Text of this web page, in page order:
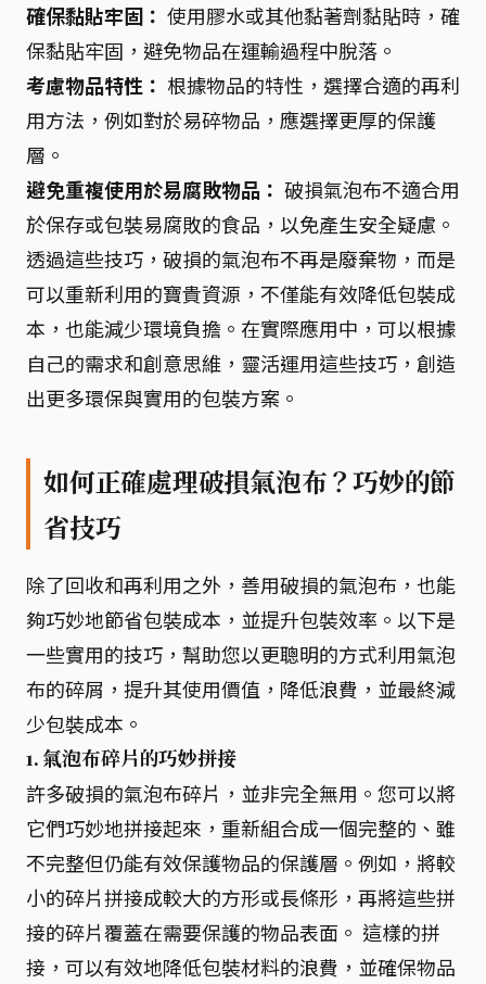
確保黏貼牢固： 使用膠水或其他黏著劑黏貼時，確
保黏貼牢固，避免物品在運輸過程中脫落。
考慮物品特性： 根據物品的特性，選擇合適的再利
用方法，例如對於易碎物品，應選擇更厚的保護
層。
避免重複使用於易腐敗物品： 破損氣泡布不適合用
於保存或包裝易腐敗的食品，以免產生安全疑慮。
透過這些技巧，破損的氣泡布不再是廢棄物，而是
可以重新利用的寶貴資源，不僅能有效降低包裝成
本，也能減少環境負擔。在實際應用中，可以根據
自己的需求和創意思維，靈活運用這些技巧，創造
出更多環保與實用的包裝方案。
如何正確處理破損氣泡布？巧妙的節
省技巧
除了回收和再利用之外，善用破損的氣泡布，也能
夠巧妙地節省包裝成本，並提升包裝效率。以下是
一些實用的技巧，幫助您以更聰明的方式利用氣泡
布的碎屑，提升其使用價值，降低浪費，並最終減
少包裝成本。
1.氣泡布碎片的巧妙拼接
許多破損的氣泡布碎片，並非完全無用。您可以將
它們巧妙地拼接起來，重新組合成一個完整的、雖
不完整但仍能有效保護物品的保護層。例如，將較
小的碎片拼接成較大的方形或長條形，再將這些拼
接的碎片覆蓋在需要保護的物品表面。 這樣的拼
接，可以有效地降低包裝材料的浪費，並確保物品